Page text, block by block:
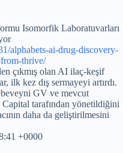
Isomorfik Laboratuvarları
alphabets-ai-drug-discovery-
thrive/
çıkmış olan AI ilaç-keşif
ilk kez dış sermayeyi artırdı.
GV ve mevcut
Capital tarafından yönetildiğini
daha da geliştirilmesini
+0000